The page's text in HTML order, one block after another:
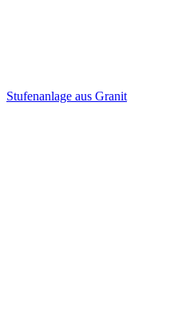
Stufenanlage aus Granit